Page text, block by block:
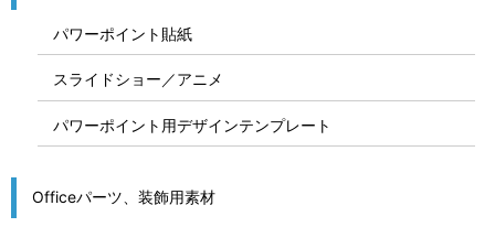
パワーポイント貼紙
スライドショー／アニメ
パワーポイント用デザインテンプレート
Officeパーツ、装飾用素材